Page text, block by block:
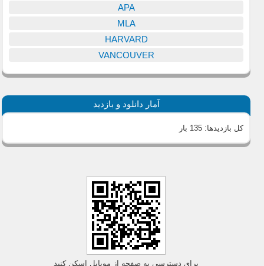
APA
MLA
HARVARD
VANCOUVER
آمار دانلود و بازدید
کل بازدیدها:135 بار
برای دسترسی به صفحه از موبایل اسکن کنید